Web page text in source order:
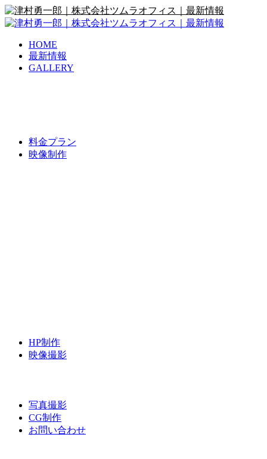
HOME
最新情報
GALLERY
料金プラン
映像制作
HP制作
映像撮影
写真撮影
CG制作
お問い合わせ